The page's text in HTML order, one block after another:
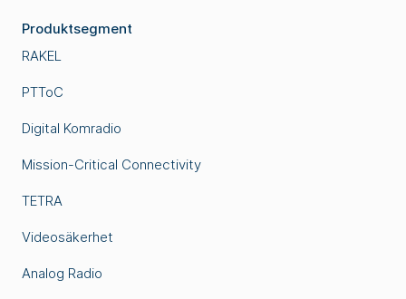
Produktsegment
RAKEL
PTToC
Digital Komradio
Mission-Critical Connectivity
TETRA
Videosäkerhet
Analog Radio